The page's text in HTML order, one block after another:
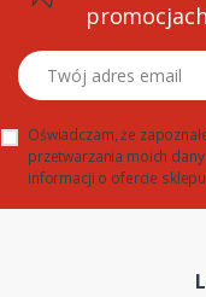
Twój adres email
Oświadczam, że
przetwarzania moich
informacji o ofercie